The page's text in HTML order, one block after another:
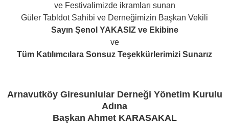
ve Festivalimizde ikramları sunan
Güler Tabldot Sahibi ve Derneğimizin Başkan Vekili
Sayın Şenol YAKASIZ ve Ekibine
ve
Tüm Katılımcılara Sonsuz Teşekkürlerimizi Sunarız
Arnavutköy Giresunlular Derneği Yönetim Kurulu
Adına
Başkan Ahmet KARASAKAL